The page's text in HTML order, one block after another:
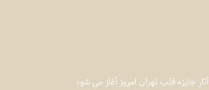
جایزه قلب تهران امروز آغاز می شود